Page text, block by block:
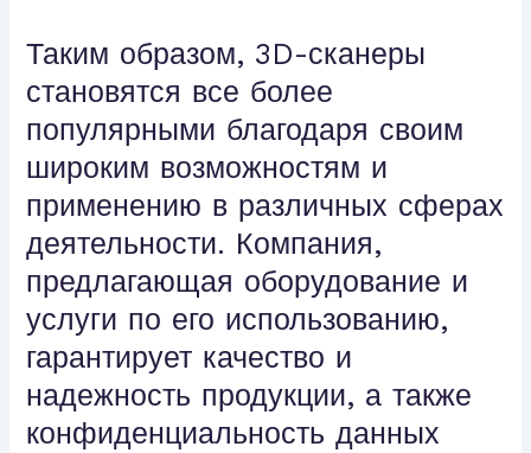
Таким образом, 3D-сканеры
становятся все более
популярными благодаря своим
широким возможностям и
применению в различных сферах
деятельности. Компания,
предлагающая оборудование и
услуги по его использованию,
гарантирует качество и
надежность продукции, а также
конфиденциальность данных